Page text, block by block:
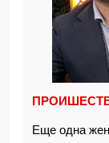
Еще одна